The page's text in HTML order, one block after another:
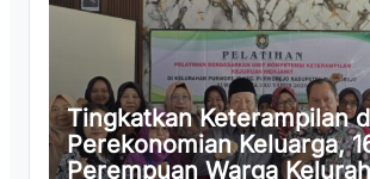
Tingkatkan Keterampilan
Perekonomian Keluarga,
Perempuan Warga